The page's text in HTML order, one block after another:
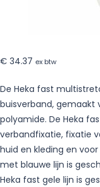
€ 34.37 ex btw
De Heka fast
buisverband, gemaakt
polyamide. De Heka
verbandfixatie, fixatie
huid en kleding en
met blauwe lijn is
Heka fast gele lijn is